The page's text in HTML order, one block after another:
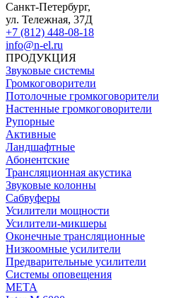
Санкт-Петербург,
ул. Тележная, 37Д
+7 (812) 448-08-18
info@n-el.ru
ПРОДУКЦИЯ
Звуковые системы
Громкоговорители
Потолочные громкоговорители
Настенные громкоговорители
Рупорные
Активные
Ландшафтные
Абонентские
Трансляционная акустика
Звуковые колонны
Сабвуферы
Усилители мощности
Усилители-микшеры
Оконечные трансляционные
Низкоомные усилители
Предварительные усилители
Системы оповещения
МЕТА